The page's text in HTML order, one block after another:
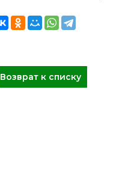
Возврат к списку